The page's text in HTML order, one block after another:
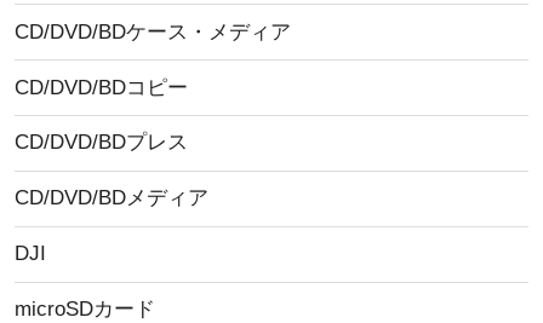
CD/DVD/BDケース・メディア
CD/DVD/BDコピー
CD/DVD/BDプレス
CD/DVD/BDメディア
DJI
microSDカード